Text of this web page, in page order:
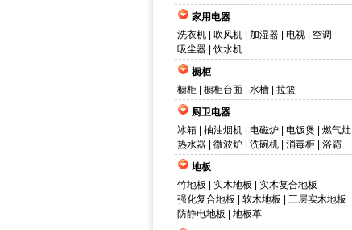
家用电器
洗衣机| 吹风机| 加湿器| 电视|
空调
吸尘器| 饮水机
橱柜
橱柜| 橱柜台面| 水槽| 拉篮
厨卫电器
冰箱| 抽油烟机| 电磁炉| 电饭煲
燃气灶
热水器| 微波炉| 洗碗机| 消毒柜| 浴霸
地板
竹地板
实木地板
实木复合地板
强化复合地板
软木地板
三层实木地板
防静电地板
地板革